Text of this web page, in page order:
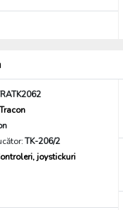
Tracon
TK-206/2
joystickuri